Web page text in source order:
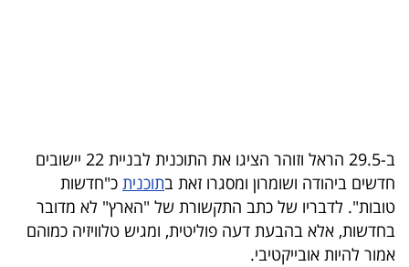
TOP-
5
המילון
הכלכלי
ב-29.5 הראל וזוהר הציגו את התוכנית לבניית 22 יישובים
חדשים ביהודה ושומרון ומסגרו זאת בתוכנית כ"חדשות
טובות". לדבריו של כתב התקשורת של "הארץ" לא מדובר
בחדשות, אלא בהבעת דעה פוליטית, ומגיש טלוויזיה כמוהם
אמור להיות אובייקטיבי.